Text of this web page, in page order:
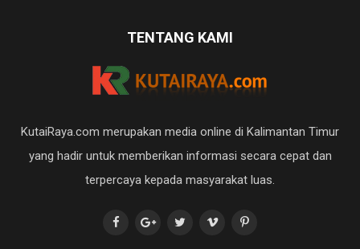
TENTANG KAMI
KutaiRaya.com merupakan media online di Kalimantan Timur
yang hadir untuk memberikan informasi secara cepat dan
terpercaya kepada masyarakat luas.